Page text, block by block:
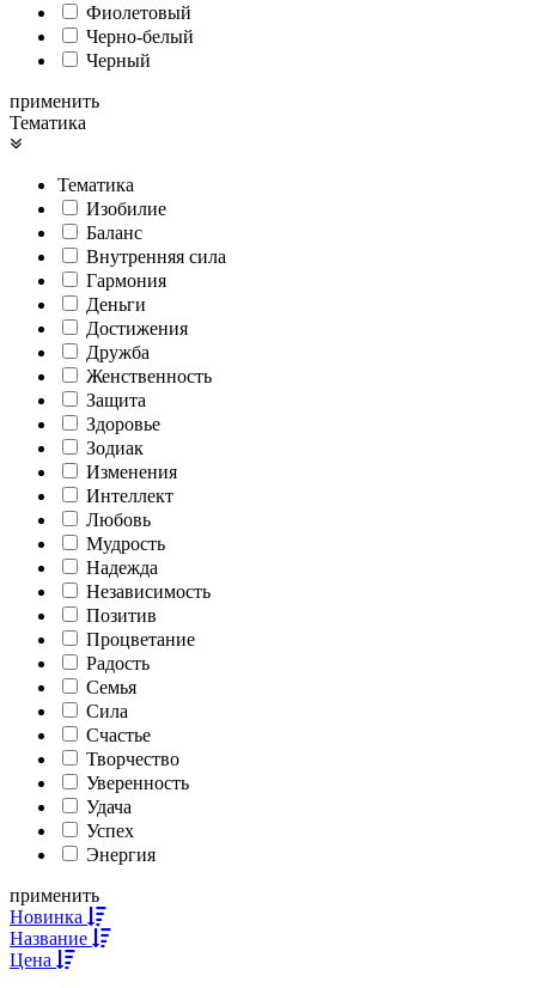
Фиолетовый
Черно-белый
Черный
применить
Тематика
Тематика
Изобилие
Баланс
Внутренняя сила
Гармония
Деньги
Достижения
Дружба
Женственность
Защита
Здоровье
Зодиак
Изменения
Интеллект
Любовь
Мудрость
Надежда
Независимость
Позитив
Процветание
Радость
Семья
Сила
Счастье
Творчество
Уверенность
Удача
Успех
Энергия
применить
Новинка
Название
Цена